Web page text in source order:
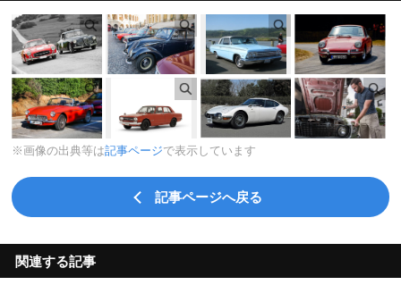
※画像の出典等は記事ページで表示しています
記事ページへ戻る
関連する記事